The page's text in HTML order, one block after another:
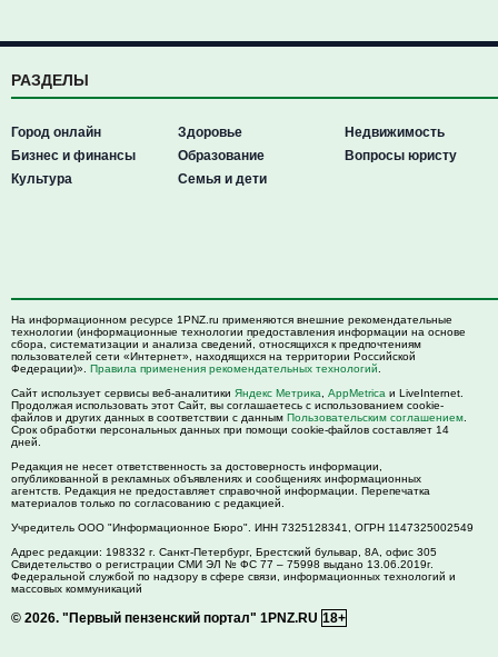
РАЗДЕЛЫ
Город онлайн
Бизнес и финансы
Культура
Здоровье
Образование
Семья и дети
Недвижимость
Вопросы юристу
На информационном ресурсе 1PNZ.ru применяются внешние рекомендательные
технологии (информационные технологии предоставления информации на основе
сбора, систематизации и анализа сведений, относящихся к предпочтениям
пользователей сети «Интернет», находящихся на территории Российской
Федерации)». Правила применения рекомендательных технологий
Сайт использует сервисы веб-аналитики Яндекс Метрика AppMetrica и LiveInternet.
Продолжая использовать этот Сайт, вы соглашаетесь с использованием cookie-
файлов и других данных в соответствии с данным Пользовательским соглашением
Срок обработки персональных данных при помощи cookie-файлов составляет 14
дней.
Редакция не несет ответственность за достоверность информации,
опубликованной в рекламных объявлениях и сообщениях информационных
агентств. Редакция не предоставляет справочной информации. Перепечатка
материалов только по согласованию с редакцией.
Учредитель ООО "Информационное Бюро". ИНН 7325128341, ОГРН 1147325002549
Адрес редакции: 198332 г. Санкт-Петербург, Брестский бульвар, 8А, офис 305
Свидетельство о регистрации СМИ ЭЛ № ФС 77 – 75998 выдано 13.06.2019г.
Федеральной службой по надзору в сфере связи, информационных технологий и
массовых коммуникаций
© 2026. "Первый пензенский портал" 1PNZ.RU 18+